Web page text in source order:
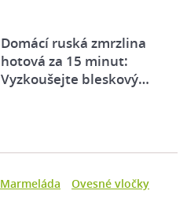
Domácí ruská zmrzlina
hotová za 15 minut:
Vyzkoušejte bleskový…
Marmeláda
Ovesné vločky